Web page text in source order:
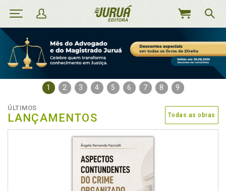
MEU
1 2 3 4 5 6 7 8 9
ÚLTIMOS
LANÇAMENTOS Todas as obras